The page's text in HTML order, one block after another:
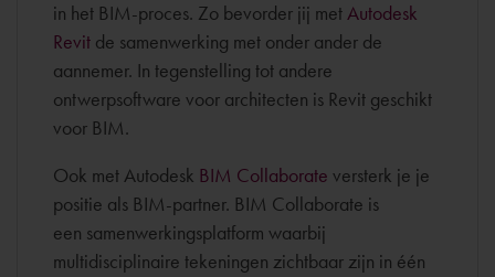
in het BIM-proces. Zo bevorder jij met Autodesk
Revit de samenwerking met onder ander de
aannemer. In tegenstelling tot andere
ontwerpsoftware voor architecten is Revit geschikt
voor BIM.
Ook met Autodesk BIM Collaborate versterk je je
positie als BIM-partner. BIM Collaborate is
een samenwerkingsplatform waarbij
multidisciplinaire tekeningen zichtbaar zijn in één